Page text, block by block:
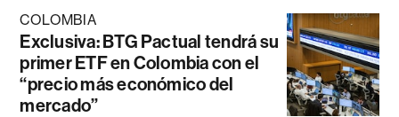
COLOMBIA
Exclusiva: BTG Pactual tendrá su
primer ETF en Colombia con el
“precio más económico del
mercado”